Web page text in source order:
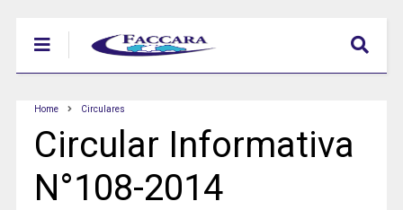
Home Circulares
Circular Informativa
N°108-2014